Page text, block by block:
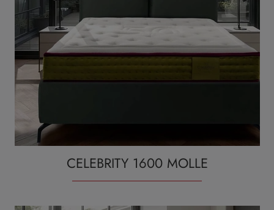
CELEBRITY 1600 MOLLE